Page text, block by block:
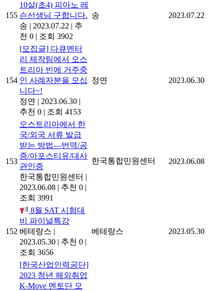
155
10살(초4) 피아노 레
슨선생님 구합니다.
송 | 2023.07.22 | 추
천 0 | 조회 3902
송 2023.07.22
154
[모집글] 다큐멘터
리 제작팀에서 오스
트리아 빈에 거주중
인 사례자분을 모십
니다~!
정연 | 2023.06.30 |
추천 0 | 조회 4153
정연 2023.06.30
153
오스트리아에서 한
국/외국 서류 발급
받는 방법―번역/공
증/아포스티유/대사
관인증
한국통합민원센터 |
2023.06.08 | 추천 0 |
조회 3991
한국통합민원센터 2023.06.08
152
8월 SAT 시험대
비 파이널특강
베테랑스 |
2023.05.30 | 추천 0 |
조회 3656
베테랑스 2023.05.30
[한국산업인력공단]
2023 청년 해외취업
K-Move 멘토단 모